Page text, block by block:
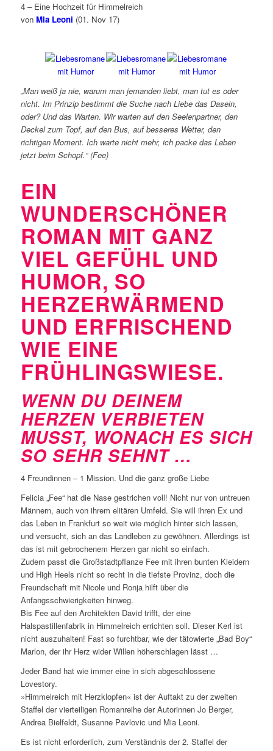
4 – Eine Hochzeit für Himmelreich
von Mia Leoni (01. Nov 17)
„Man weiß ja nie, warum man jemanden liebt, man tut es oder
nicht. Im Prinzip bestimmt die Suche nach Liebe das Dasein,
oder? Und das Warten. Wir warten auf den Seelenpartner, den
Deckel zum Topf, auf den Bus, auf besseres Wetter, den
richtigen Moment. Ich warte nicht mehr, ich packe das Leben
jetzt beim Schopf.“ (Fee)
EIN
WUNDERSCHÖNER
ROMAN MIT GANZ
VIEL GEFÜHL UND
HUMOR, SO
HERZERWÄRMEND
UND ERFRISCHEND
WIE EINE
FRÜHLINGSWIESE.
WENN DU DEINEM
HERZEN VERBIETEN
MUSST, WONACH ES SICH
SO SEHR SEHNT …
4 Freundinnen – 1 Mission. Und die ganz große Liebe
Felicia „Fee“ hat die Nase gestrichen voll! Nicht nur von untreuen
Männern, auch von ihrem elitären Umfeld. Sie will ihren Ex und
das Leben in Frankfurt so weit wie möglich hinter sich lassen,
und versucht, sich an das Landleben zu gewöhnen. Allerdings ist
das ist mit gebrochenem Herzen gar nicht so einfach.
Zudem passt die Großstadtpflanze Fee mit ihren bunten Kleidern
und High Heels nicht so recht in die tiefste Provinz, doch die
Freundschaft mit Nicole und Ronja hilft über die
Anfangsschwierigkeiten hinweg.
Bis Fee auf den Architekten David trifft, der eine
Halspastillenfabrik in Himmelreich errichten soll. Dieser Kerl ist
nicht auszuhalten! Fast so furchtbar, wie der tätowierte „Bad Boy“
Marlon, der ihr Herz wider Willen höherschlagen lässt …
Jeder Band hat wie immer eine in sich abgeschlossene
Lovestory.
»Himmelreich mit Herzklopfen« ist der Auftakt zu der zweiten
Staffel der vierteiligen Romanreihe der Autorinnen Jo Berger,
Andrea Bielfeldt, Susanne Pavlovic und Mia Leoni.
Es ist nicht erforderlich, zum Verständnis der 2. Staffel der